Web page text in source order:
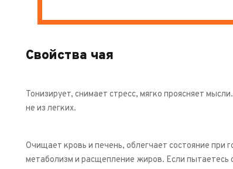
Свойства чая
Тонизирует, снимает стресс, мягко проясняет
не из легких.
Очищает кровь и печень, облегчает состояние при
метаболизм и расщепление жиров. Если пытаетесь